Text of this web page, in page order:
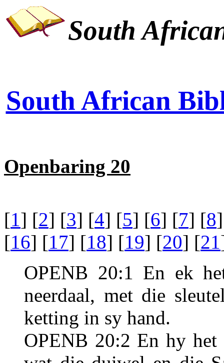
South
South African
Openbaring 20
[1] [2] [3] [4] [5] [6] [7] [8
[16] [17] [18] [19] [20] [21
OPENB 20:1 En ek
neerdaal, met die
ketting in sy hand.
OPENB 20:2 En hy